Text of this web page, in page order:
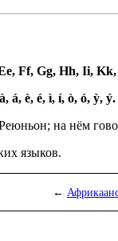
Ff, Gg, Hh, Ii,
á, è, é, ì, í, ò, ó, ỳ, ý.
на нём
языков.
←